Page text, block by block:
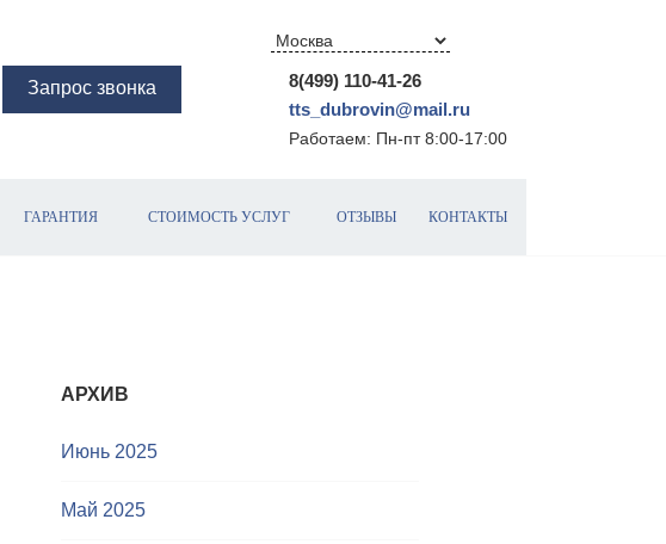
Запрос звонка
8(499) 110-41-26
tts_dubrovin@mail.ru
Работаем: Пн-пт 8:00-17:00
ГАРАНТИЯ СТОИМОСТЬ УСЛУГ ОТЗЫВЫ КОНТАКТЫ
АРХИВ
Июнь 2025
Май 2025